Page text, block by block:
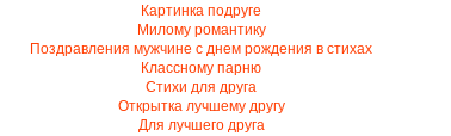
Картинка подруге
Милому романтику
Поздравления мужчине с днем рождения в стихах
Классному парню
Стихи для друга
Открытка лучшему другу
Для лучшего друга